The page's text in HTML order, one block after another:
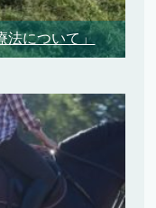
法について」